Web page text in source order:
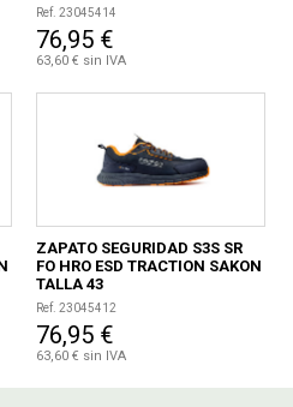
Ref. 23045414
76,95 €
63,60 € sin IVA
ZAPATO SEGURIDAD S3S SR
FO HRO ESD TRACTION SAKON
TALLA 43
Ref. 23045412
76,95 €
63,60 € sin IVA